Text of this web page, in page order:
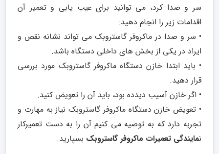
سر و صدا کرد، می توانید برای عیب یابی و تعمیر آن
اقدامات زیر را انجام دهید:
• سر و صدا در ماکروفر گاستروبک می تواند نشانه نقص و
ایراد در یکی از بخش های داخلی دستگاه باشد.
• باید ابتدا خازن دستگاه ماکروفر گاستروبک مورد بررسی
قرار دهید.
• اگر خازن آسیب دیدده بود، باید آن را تعویض کنید.
• تعویض خازن دستگاه ماکروفر گاستروبک نیاز به مهارت و
تجربه دارد که به توصیه می کنیم آن را به دست تعمیرکار
نمایندگی تعمیرات ماکروفر گاستروبک بسپارید.